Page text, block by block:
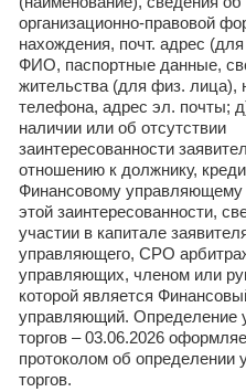
организационно-правовой
нахождения, почт. адрес
ФИО, паспортные данные,
жительства (для физ. лица),
телефона, адрес эл. почты;
наличии или об отсутствии
заинтересованности
отношению к должнику,
Финансовому управляющему
этой заинтересованности,
участии в капитале
управляющего, СРО
управляющих, членом или
которой является
управляющий. Определение
торгов – 03.06.2026
протоколом об определении
торгов.